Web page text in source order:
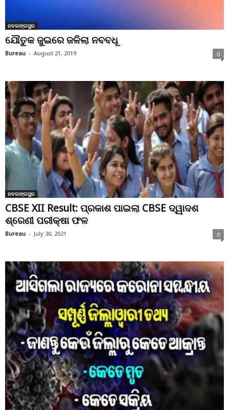
ନବରଙ୍ଗପୁର
ଯୌତୁକ ଜୁଇରେ ଜଳିଲା ନବବଧୂ
Bureau - August 21, 2019 0
ନବରଙ୍ଗପୁର
CBSE XII Result: ପ୍ରକାଶ ପାଇଲା CBSE ଦ୍ୱାଦଶ
ଶ୍ରେଣୀ ପରୀକ୍ଷା ଫଳ
Bureau - July 30, 2021 0